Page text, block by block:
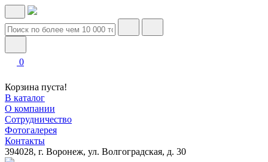
0
Корзина пуста!
В каталог
О компании
Сотрудничество
Фотогалерея
Контакты
394028, г. Воронеж, ул. Волгоградская, д. 30